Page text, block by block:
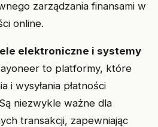
zarządzania finansami w
online.
elektroniczne i systemy
to platformy, które
i wysyłania płatności
niezwykle ważne dla
transakcji, zapewniając